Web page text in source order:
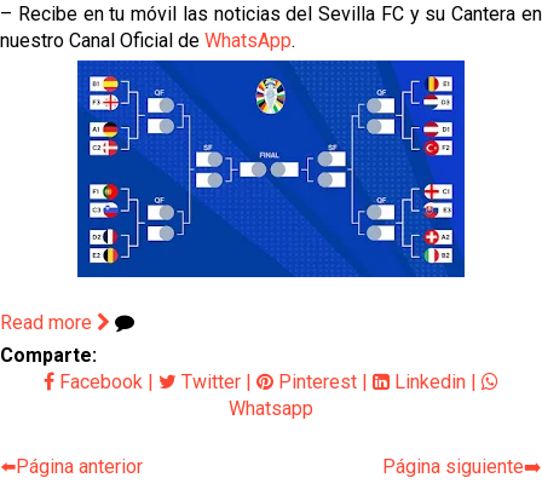
– Recibe en tu móvil las noticias del Sevilla FC y su Cantera en
nuestro Canal Oficial de WhatsApp.
Read more
Comparte:
Facebook
Twitter Pinterest Linkedin
Whatsapp
⬅️Página anterior Página siguiente➡️